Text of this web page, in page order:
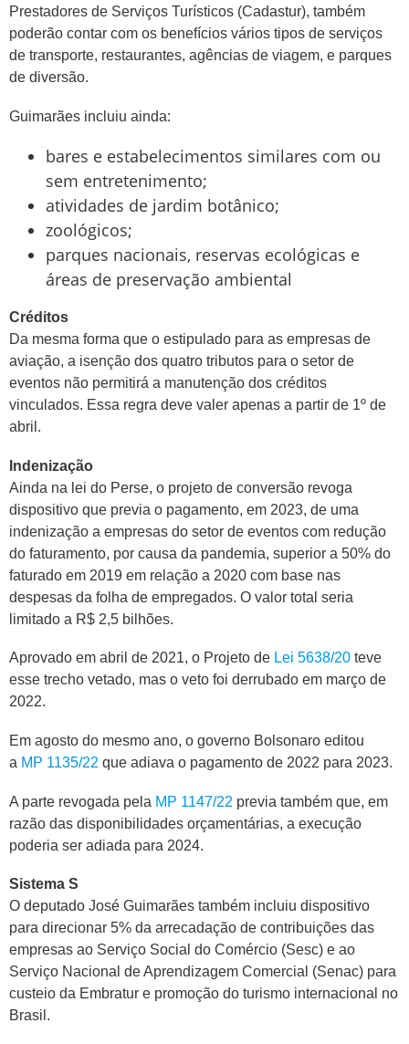
Prestadores de Serviços Turísticos (Cadastur), também
poderão contar com os benefícios vários tipos de serviços
de transporte, restaurantes, agências de viagem, e parques
de diversão.
Guimarães incluiu ainda:
bares e estabelecimentos similares com ou
sem entretenimento;
atividades de jardim botânico;
zoológicos;
parques nacionais, reservas ecológicas e
áreas de preservação ambiental
Créditos
Da mesma forma que o estipulado para as empresas de
aviação, a isenção dos quatro tributos para o setor de
eventos não permitirá a manutenção dos créditos
vinculados. Essa regra deve valer apenas a partir de 1º de
abril.
Indenização
Ainda na lei do Perse, o projeto de conversão revoga
dispositivo que previa o pagamento, em 2023, de uma
indenização a empresas do setor de eventos com redução
do faturamento, por causa da pandemia, superior a 50% do
faturado em 2019 em relação a 2020 com base nas
despesas da folha de empregados. O valor total seria
limitado a R$ 2,5 bilhões.
Aprovado em abril de 2021, o Projeto de Lei 5638/20 teve
esse trecho vetado, mas o veto foi derrubado em março de
2022.
Em agosto do mesmo ano, o governo Bolsonaro editou
a MP 1135/22 que adiava o pagamento de 2022 para 2023.
A parte revogada pela MP 1147/22 previa também que, em
razão das disponibilidades orçamentárias, a execução
poderia ser adiada para 2024.
Sistema S
O deputado José Guimarães também incluiu dispositivo
para direcionar 5% da arrecadação de contribuições das
empresas ao Serviço Social do Comércio (Sesc) e ao
Serviço Nacional de Aprendizagem Comercial (Senac) para
custeio da Embratur e promoção do turismo internacional no
Brasil.